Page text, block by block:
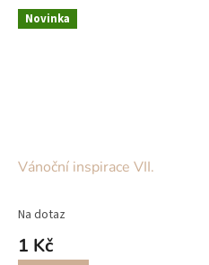
Novinka
Vánoční inspirace VII.
Na dotaz
1 Kč